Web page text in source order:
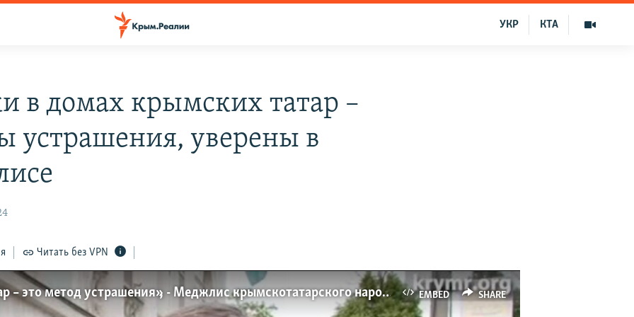
КТА
УКР
в домах крымских татар –
устрашения, уверены в
Читать без VPN
EMBED SHARE
«Обыски в домах крымских татар – это метод устрашения», - Меджлис крымскотатарского народа